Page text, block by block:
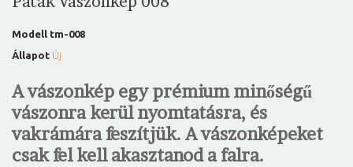
Modell tm-008
Állapot Új
A vászonkép egy prémium minőségű
vászonra kerül nyomtatásra, és
vakrámára feszítjük. A vászonképeket
csak fel kell akasztanod a falra.